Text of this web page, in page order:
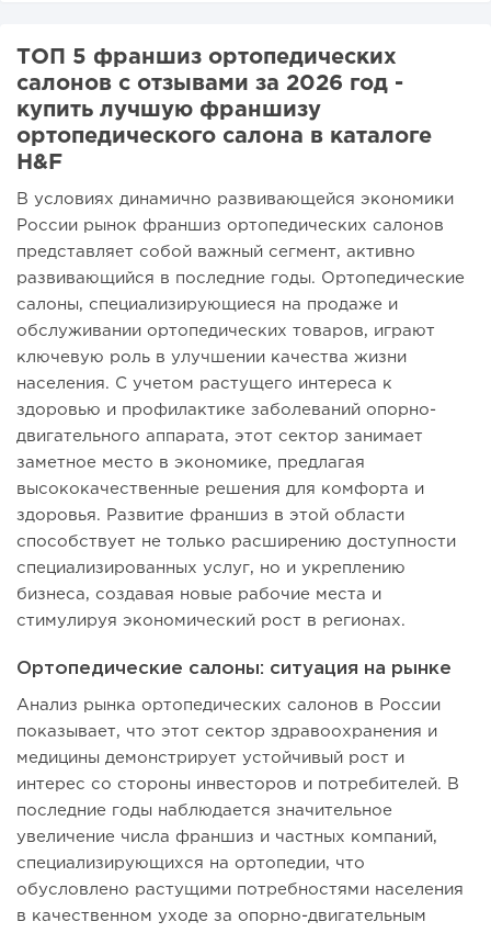
ТОП 5 франшиз ортопедических
салонов с отзывами за 2026 год -
купить лучшую франшизу
ортопедического салона в каталоге
H&F
В условиях динамично развивающейся экономики
России рынок франшиз ортопедических салонов
представляет собой важный сегмент, активно
развивающийся в последние годы. Ортопедические
салоны, специализирующиеся на продаже и
обслуживании ортопедических товаров, играют
ключевую роль в улучшении качества жизни
населения. С учетом растущего интереса к
здоровью и профилактике заболеваний опорно-
двигательного аппарата, этот сектор занимает
заметное место в экономике, предлагая
высококачественные решения для комфорта и
здоровья. Развитие франшиз в этой области
способствует не только расширению доступности
специализированных услуг, но и укреплению
бизнеса, создавая новые рабочие места и
стимулируя экономический рост в регионах.
Ортопедические салоны: ситуация на рынке
Анализ рынка ортопедических салонов в России
показывает, что этот сектор здравоохранения и
медицины демонстрирует устойчивый рост и
интерес со стороны инвесторов и потребителей. В
последние годы наблюдается значительное
увеличение числа франшиз и частных компаний,
специализирующихся на ортопедии, что
обусловлено растущими потребностями населения
в качественном уходе за опорно-двигательным